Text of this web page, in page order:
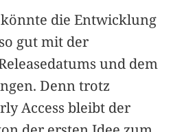
die Entwicklung
gut mit der
und dem
Denn trotz
Access bleibt der